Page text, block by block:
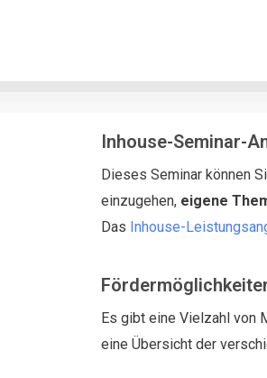
Inhouse-Seminar-
Dieses Seminar können
einzugehen, eigene
Das Inhouse-
Es gibt eine Vielzahl von
eine Übersicht der